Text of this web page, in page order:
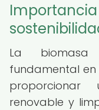
La
fundamental
renovable y